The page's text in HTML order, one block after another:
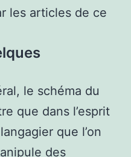
les articles de ce
le schéma du
que dans l’esprit
que l’on
des